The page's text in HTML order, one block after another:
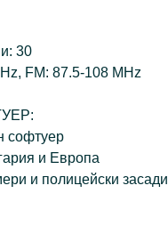
30
FM: 87.5-108 MHz
софтуер
и Европа
и полицейски засади